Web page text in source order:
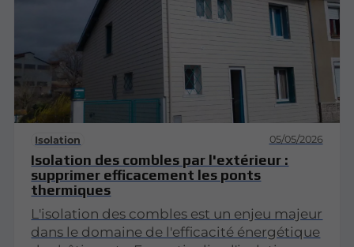
phénomène. Cet article explorera en
profondeur les causes de l'humidité
ascensionnelle, le processus d'injection de
résine hydrophobe, ainsi que ses avantages
et précautions.
Isolation 05/05/2026
Isolation des combles par l'extérieur :
supprimer efficacement les ponts
thermiques
L'isolation des combles est un enjeu majeur
dans le domaine de l'efficacité énergétique